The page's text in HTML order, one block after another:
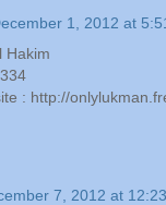
1, 2012 at
Hakim
: http://
7, 2012 at